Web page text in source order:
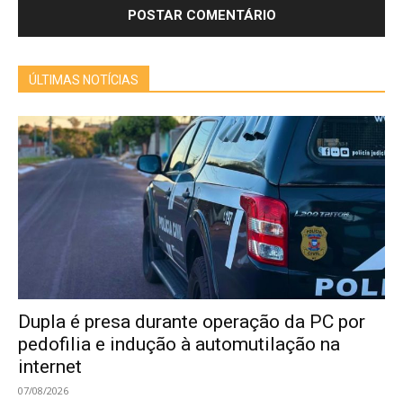
ÚLTIMAS NOTÍCIAS
Dupla é presa durante operação da PC por
pedofilia e indução à automutilação na
internet
07/08/2026